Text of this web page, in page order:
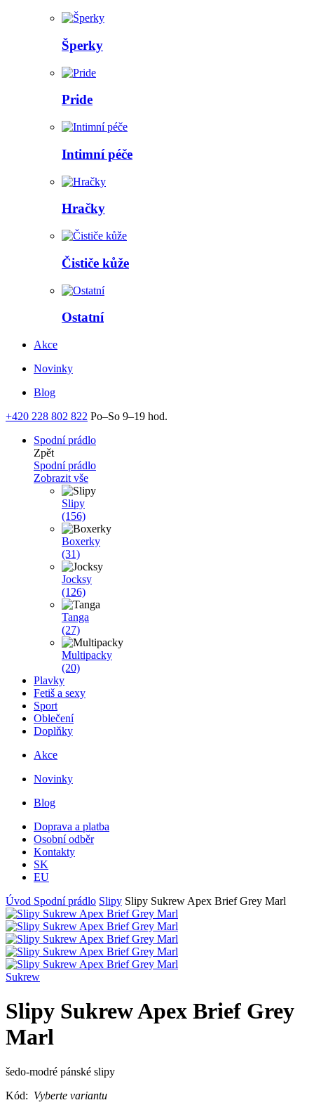
Šperky
Pride
Intimní péče
Hračky
Čističe kůže
Ostatní
Akce
Novinky
Blog
+420 228 802 822 Po–So 9–19 hod.
Spodní prádlo
Zpět
Spodní prádlo
Zobrazit vše
Slipy
(156)
Boxerky
(31)
Jocksy
(126)
Tanga
(27)
Multipacky
(20)
Plavky
Fetiš a sexy
Sport
Oblečení
Doplňky
Akce
Novinky
Blog
Doprava a platba
Osobní odběr
Kontakty
SK
EU
Úvod Spodní prádlo Slipy Slipy Sukrew Apex Brief Grey Marl
Sukrew
Slipy Sukrew Apex Brief Grey
Marl
šedo-modré pánské slipy
Kód: Vyberte variantu